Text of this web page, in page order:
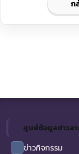
ก
ศูนย์ข้อมูลข่าวสา
ข่าวกิจกรรม